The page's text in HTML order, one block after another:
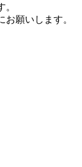
願いします。